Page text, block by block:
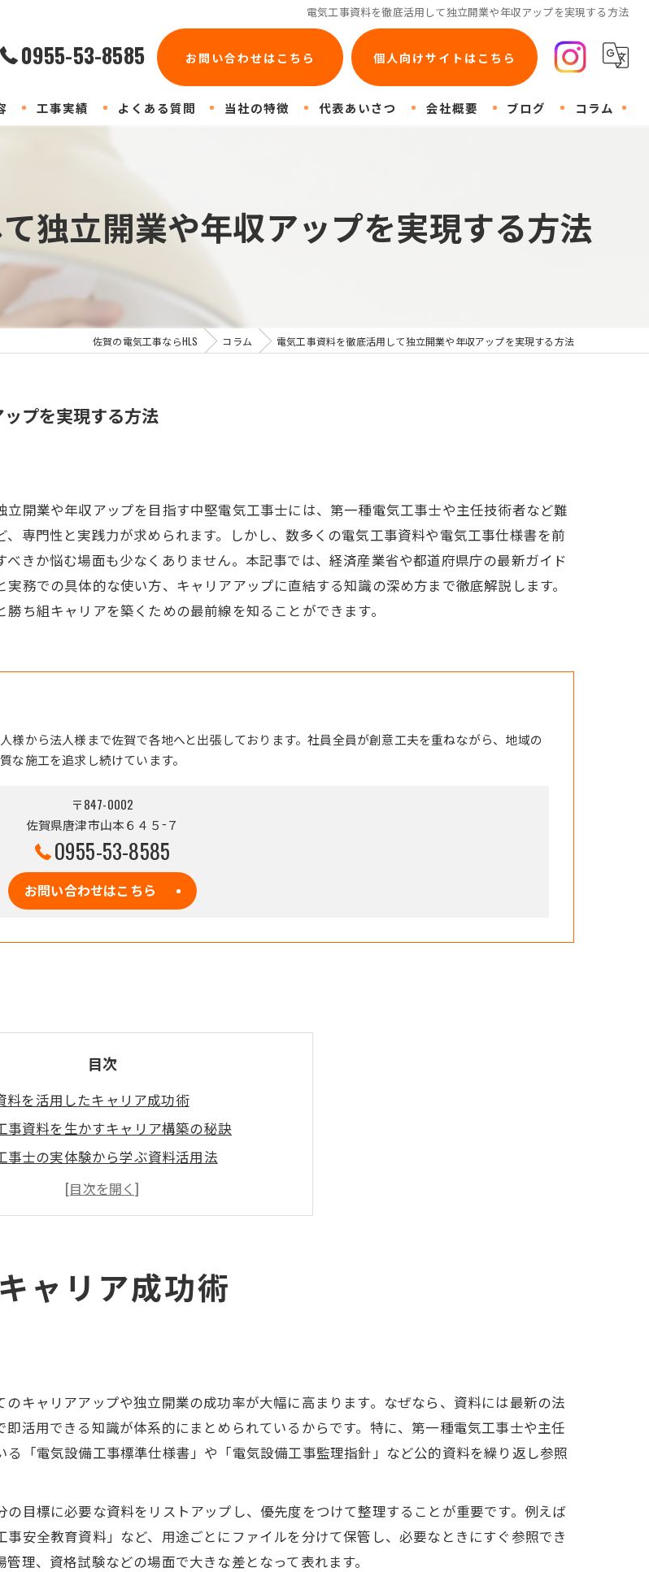
電気工事資料を徹底活用して独立開業や年収アップを実現する方法
0955-53-8585 お問い合わせはこちら 個人向けサイトはこちら
工事実績 よくある質問 当社の特徴
工場
代表あいさつ 会社概要 ブログ コラム
独立開業や年収アップを実現する方法
佐賀の電気工事ならHLS コラム 電気工事資料を徹底活用して独立開業や年収アップを実現する方法
プを実現する方法
開業や年収アップを目指す中堅電気工事士には、第一種電気工事士や主任技術者など難
専門性と実践力が求められます。しかし、数多くの電気工事資料や電気工事仕様書を前
きか悩む場面も少なくありません。本記事では、経済産業省や都道府県庁の最新ガイド
務での具体的な使い方、キャリアアップに直結する知識の深め方まで徹底解説します。
ち組キャリアを築くための最前線を知ることができます。
様から法人様まで佐賀で各地へと出張しております。社員全員が創意工夫を重ねながら、地域の
な施工を追求し続けています。
〒847-0002
佐賀県唐津市山本６４５−７
0955-53-8585
お問い合わせはこちら
目次
料を活用したキャリア成功術
事資料を生かすキャリア構築の秘訣
事士の実体験から学ぶ資料活用法
年収アップに直結する電気工事資料の選び方
事仕様書サンプルを活用した成長戦略
に役立つ電気工事書類整理法
事に欠かせない書類整理の基本を解説
事共通仕様書を使った収入安定化のコツ
差がつく電気工事資料管理術
築工事標準仕様書を使った事業計画の立て方
事士資料の活用で独立後の安定経営へ
ャリア成功術
キャリアアップや独立開業の成功率が大幅に高まります。なぜなら、資料には最新の法
活用できる知識が体系的にまとめられているからです。特に、第一種電気工事士や主任
「電気設備工事標準仕様書」や「電気設備工事監理指針」など公的資料を繰り返し参照
目標に必要な資料をリストアップし、優先度をつけて整理することが重要です。例えば
安全教育資料」など、用途ごとにファイルを分けて保管し、必要なときにすぐ参照でき
理、資格試験などの場面で大きな差となって表れます。